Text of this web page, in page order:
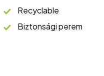
Recyclable
Biztonsági perem